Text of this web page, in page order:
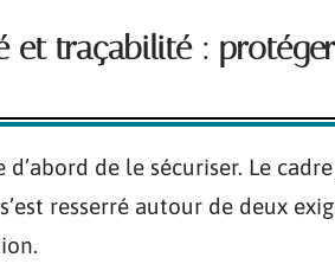
et traçabilité :
de le sécuriser. Le
resserré autour de deux